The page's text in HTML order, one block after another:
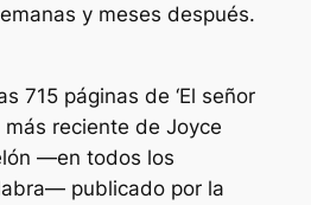
y meses después.
715 páginas de ‘El señor
más reciente de Joyce
—en todos los
publicado por la